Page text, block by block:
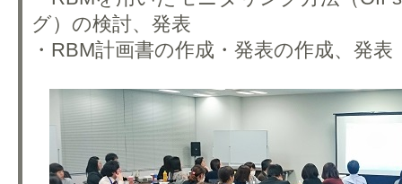
グ）の検討、発表
・RBM計画書の作成・発表の作成、発表